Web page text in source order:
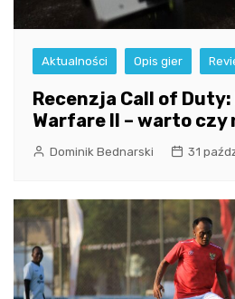
Aktualności Opis gier
Recenzja Call of Duty:
Warfare II – warto czy
Dominik Bednarski 31